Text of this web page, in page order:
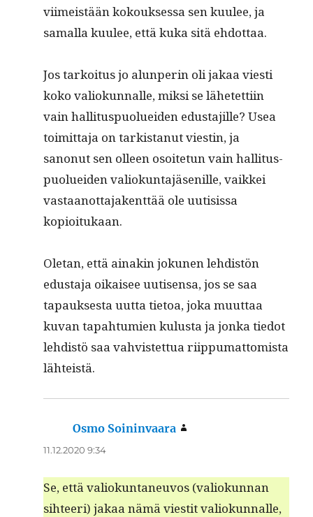
viimeistään kok­ouk­ses­sa sen kuulee, ja
samal­la kuulee, että kuka sitä ehdottaa.
Jos tarkoi­tus jo alun­perin oli jakaa viesti
koko valiokun­nalle, mik­si se lähetet­ti­in
vain hal­li­tus­puoluei­den edus­ta­jille? Usea
toimit­ta­ja on tark­istanut viestin, ja
sanonut sen olleen osoite­tun vain hal­li­tus­
puoluei­den valiokun­ta­jäse­nille, vaikkei
vas­taan­ot­ta­jak­ent­tää ole uuti­sis­sa
kopioitukaan.
Ole­tan, että ainakin jokunen lehdis­tön
edus­ta­ja oikaisee uutisen­sa, jos se saa
tapauk­ses­ta uut­ta tietoa, joka muut­taa
kuvan tapah­tu­mien kulus­ta ja jon­ka tiedot
lehdis­tö saa vahvis­tet­tua riip­pumat­tomista
lähteistä.
Osmo Soininvaara
11.12.2020 9:34
Se, että valiokun­ta­neu­vos (valiokun­nan
sih­teeri) jakaa nämä viestit valiokun­nalle,